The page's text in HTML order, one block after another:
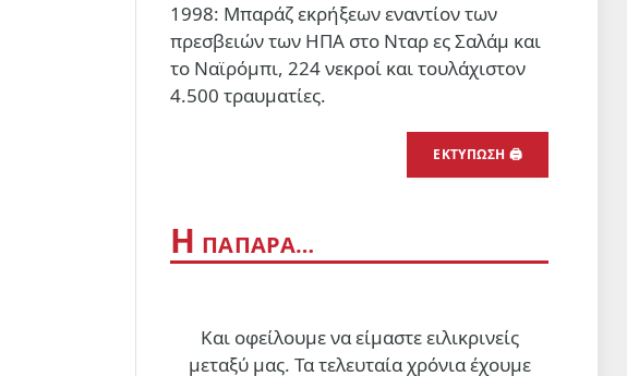
1998: Μπαράζ εκρήξεων εναντίον των
πρεσβειών των ΗΠΑ στο Νταρ ες Σαλάμ και
το Ναϊρόμπι, 224 νεκροί και τουλάχιστον
4.500 τραυματίες.
ΕΚΤΥΠΩΣΗ 🖨
Η ΠΑΠΑΡΑ…
Και οφείλουμε να είμαστε ειλικρινείς
μεταξύ μας. Τα τελευταία χρόνια έχουμε